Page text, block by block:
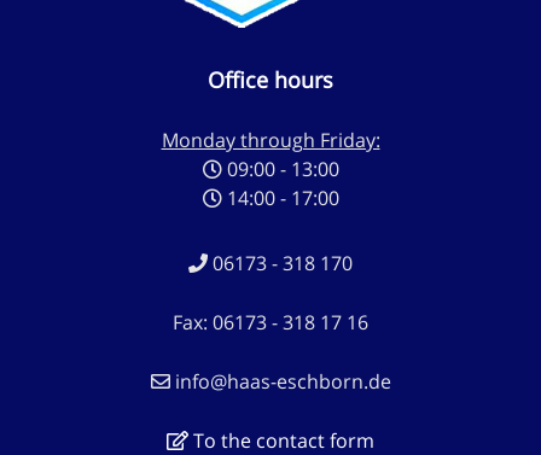
Office hours
Monday through Friday:
09:00 - 13:00
14:00 - 17:00
06173 - 318 170
Fax: 06173 - 318 17 16
info@haas-eschborn.de
To the contact form